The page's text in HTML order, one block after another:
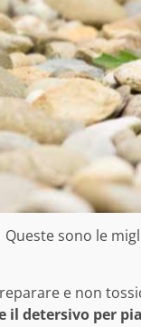
Queste sono le
e non
il detersivo per